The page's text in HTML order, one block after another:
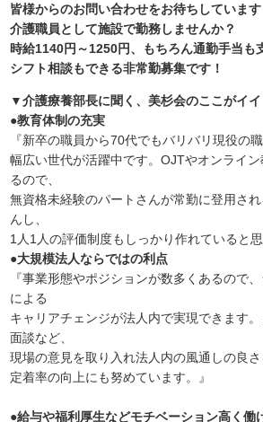
皆様からのお問い合わせをお待ちしています
介護職員として施設で勤務しませんか？
時給1140円～1250円、もちろん通勤手当も
シフト相談もできる非常勤募集です！
▼介護療養部長に聞く、美杉会のここがイ
●教育体制の充実
『新卒の職員から70代でもバリバリ現役の職
幅広い世代が活躍中です。OJTやオンライ
るので、
無資格未経験のパートさんが常勤に登用さ
んし、
1人1人の評価制度もしっかり作れていると思
●大規模法人ならではの利点
『事業形態やポジションが数多くあるので
による
キャリアチェンジが法人内で実現できます
面談など、
現場の意見を取り入れ法人内の風通しの良さ
定着率の向上にも努めています。』
●給与や福利厚生などモチベーション高く働